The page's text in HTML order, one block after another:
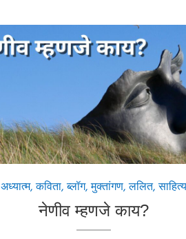
अध्यात्म,कविता,ब्लॉग,मुक्तांगण,ललित,साहित्य
नेणीव म्हणजे काय?